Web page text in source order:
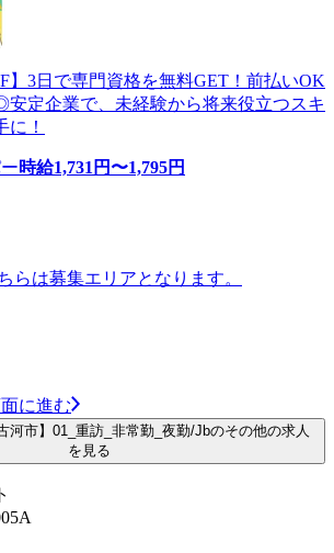
】3日で専門資格を無料GET！前払いOK
定企業で、未経験から将来役立つスキ
に！
時給1,731 円〜1,795円
は募集エリアとなります。
に進む
河市】01_重訪_非常勤_夜勤/Jbのその他の求人
を見る